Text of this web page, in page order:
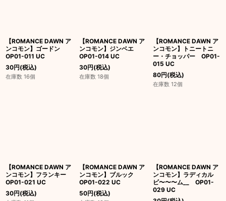
【ROMANCE DAWN ア
ンコモン】ゴードン
OP01-011 UC
30円(税込)
在庫数 16個
【ROMANCE DAWN ア
ンコモン】ジンベエ
OP01-014 UC
30円(税込)
在庫数 18個
【ROMANCE DAWN ア
ンコモン】トニートニ
ー・チョッパー OP01-
015 UC
80円(税込)
在庫数 12個
【ROMANCE DAWN ア
ンコモン】フランキー
OP01-021 UC
30円(税込)
【ROMANCE DAWN ア
ンコモン】ブルック
OP01-022 UC
50円(税込)
【ROMANCE DAWN ア
ンコモン】ラディカル
ビ〜〜〜ム__ OP01-
029 UC